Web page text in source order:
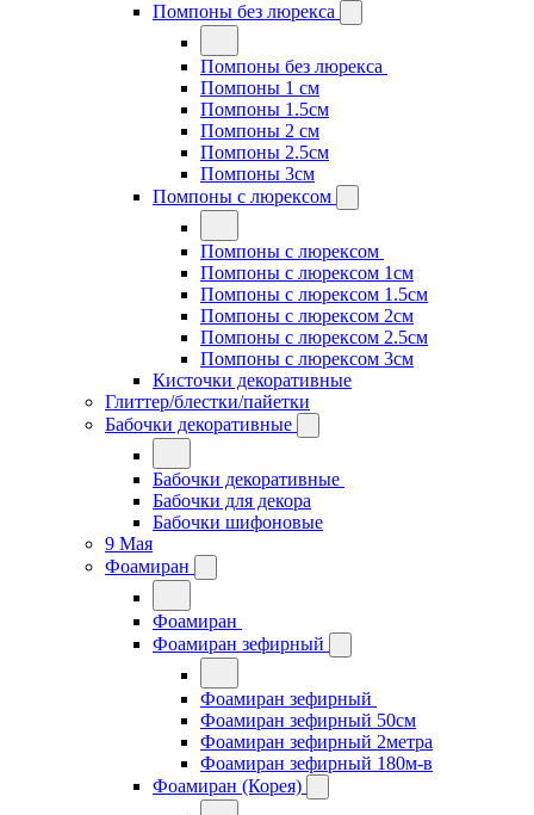
Помпоны без люрекса
Помпоны без люрекса
Помпоны 1 см
Помпоны 1.5см
Помпоны 2 см
Помпоны 2.5см
Помпоны 3см
Помпоны с люрексом
Помпоны с люрексом
Помпоны с люрексом 1см
Помпоны с люрексом 1.5см
Помпоны с люрексом 2см
Помпоны с люрексом 2.5см
Помпоны с люрексом 3см
Кисточки декоративные
Глиттер/блестки/пайетки
Бабочки декоративные
Бабочки декоративные
Бабочки для декора
Бабочки шифоновые
9 Мая
Фоамиран
Фоамиран
Фоамиран зефирный
Фоамиран зефирный
Фоамиран зефирный 50см
Фоамиран зефирный 2метра
Фоамиран зефирный 180м-в
Фоамиран (Корея)